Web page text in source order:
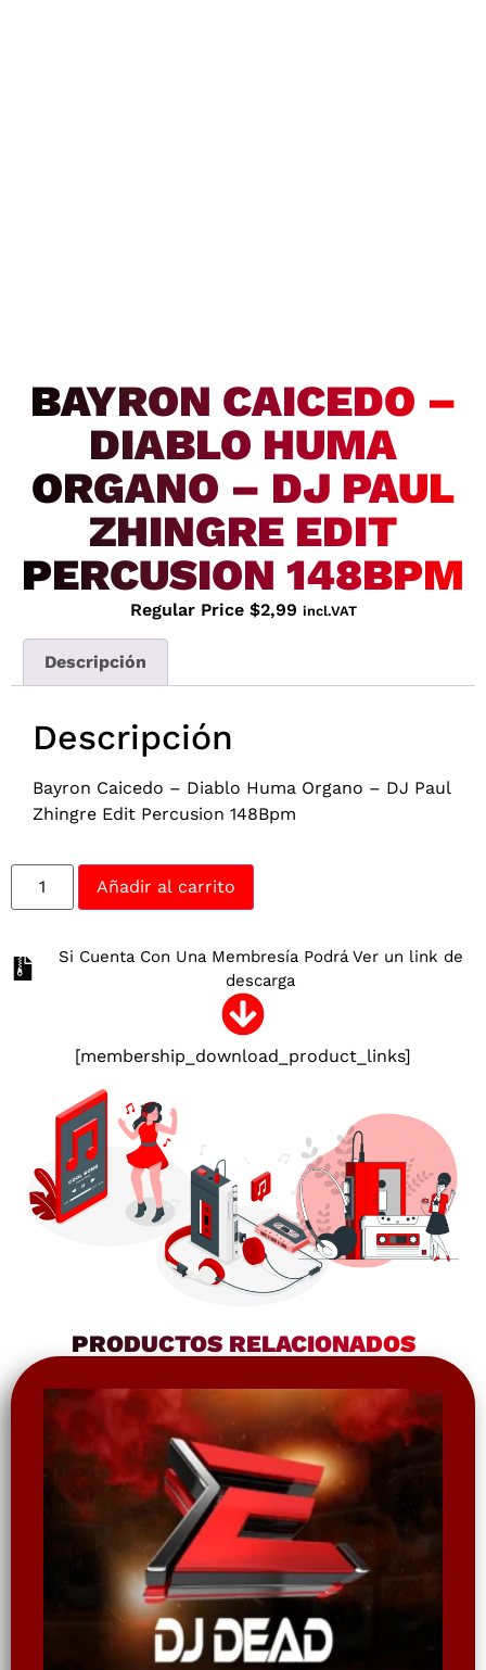
BAYRON CAICEDO –
DIABLO HUMA
ORGANO – DJ PAUL
ZHINGRE EDIT
PERCUSION 148BPM
Regular Price $2,99 incl.VAT
Descripción
Descripción
Bayron Caicedo – Diablo Huma Organo – DJ Paul
Zhingre Edit Percusion 148Bpm
Añadir al carrito
Si Cuenta Con Una Membresía Podrá Ver un link de
descarga
[membership_download_product_links]
PRODUCTOS RELACIONADOS